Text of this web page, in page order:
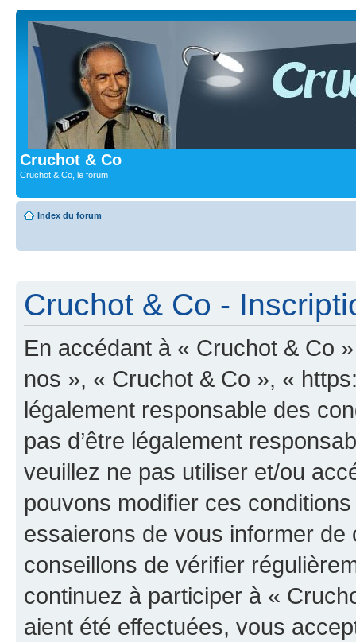
Cruchot & Co
Cruchot & Co, le forum
Index du forum
Cruchot & Co -
En accédant à « Cruchot & Co
nos », « Cruchot & Co », «
légalement responsable des
pas d’être légalement
veuillez ne pas utiliser et/ou
pouvons modifier ces
essaierons de vous informer
conseillons de vérifier
continuez à participer à «
aient été effectuées, vous